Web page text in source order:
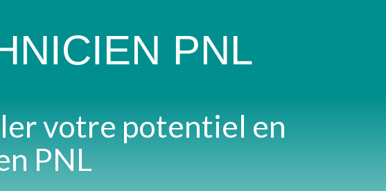
PNL
votre potentiel en
PNL